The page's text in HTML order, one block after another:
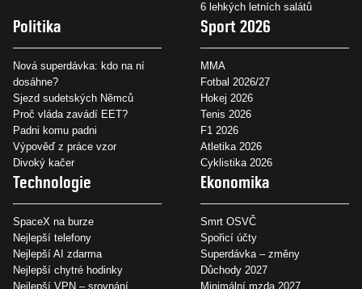
6 lehkých letních salátů
Politika
Nová superdávka: kdo na ní
dosáhne?
Sjezd sudetských Němců
Proč vláda zavádí EET?
Padni komu padni
Výpověď z práce vzor
Divoký kačer
Sport 2026
MMA
Fotbal 2026/27
Hokej 2026
Tenis 2026
F1 2026
Atletika 2026
Cyklistika 2026
Technologie
SpaceX na burze
Nejlepší telefony
Nejlepší AI zdarma
Nejlepší chytré hodinky
Nejlepší VPN – srovnání
Ekonomika
Smrt OSVČ
Spořicí účty
Superdávka – změny
Důchody 2027
Minimální mzda 2027